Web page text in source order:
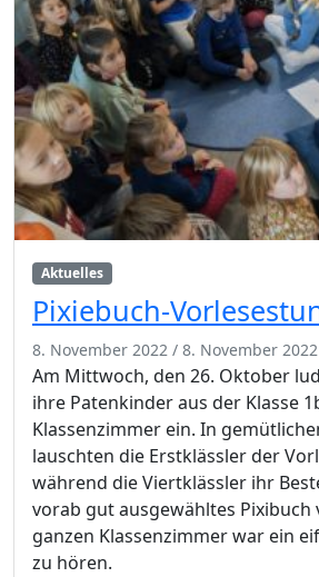
Aktuelles
Pixiebuch-
8. November 2022 / 8. November 2022
Am Mittwoch, den 26. Oktober
ihre Patenkinder aus der Klasse
Klassenzimmer ein. In
lauschten die Erstklässler der
während die Viertklässler ihr
vorab gut ausgewähltes Pixibuch
ganzen Klassenzimmer war ein
zu hören.